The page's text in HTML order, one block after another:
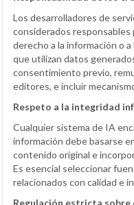
Los desarrolladores de
considerados responsables
derecho a la información o
que utilizan datos
consentimiento previo,
editores, e incluir
Respeto a la integridad
Cualquier sistema de IA
información debe basarse
contenido original e
Es esencial seleccionar
relacionados con calidad e
Regulación estricta sobre